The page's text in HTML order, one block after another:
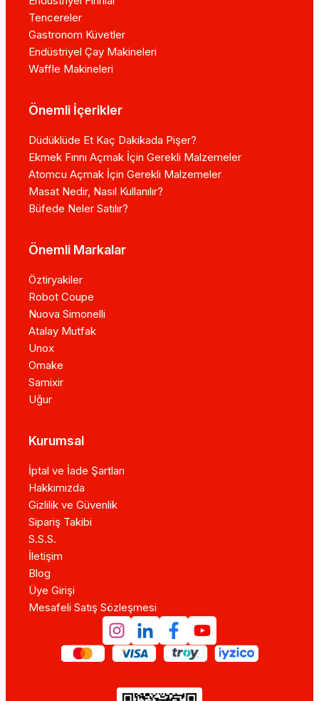
Tencereler
Gastronom Küvetler
Endüstriyel Çay Makineleri
Waffle Makineleri
Önemli İçerikler
Düdüklüde Et Kaç Dakikada Pişer?
Ekmek Fırını Açmak İçin Gerekli Malzemeler
Atomcu Açmak İçin Gerekli Malzemeler
Masat Nedir, Nasıl Kullanılır?
Büfede Neler Satılır?
Önemli Markalar
Öztiryakiler
Robot Coupe
Nuova Simonelli
Atalay Mutfak
Unox
Omake
Samixir
Uğur
Kurumsal
İptal ve İade Şartları
Hakkımızda
Gizlilik ve Güvenlik
Sipariş Takibi
S.S.S.
İletişim
Blog
Üye Girişi
Mesafeli Satış Sözleşmesi